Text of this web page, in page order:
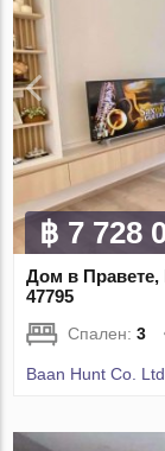
฿ 7 728
Дом в
47795
Спален:3
Baan Hunt Co.